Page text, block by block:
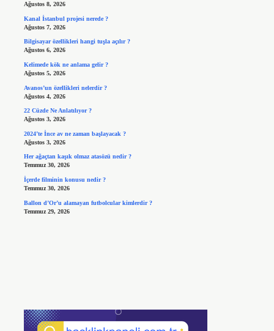
Ağustos 8, 2026
Kanal İstanbul projesi nerede ?
Ağustos 7, 2026
Bilgisayar özellikleri hangi tuşla açılır ?
Ağustos 6, 2026
Kelimede kök ne anlama gelir ?
Ağustos 5, 2026
Avanos’un özellikleri nelerdir ?
Ağustos 4, 2026
22 Cüzde Ne Anlatılıyor ?
Ağustos 3, 2026
2024’te İnce av ne zaman başlayacak ?
Ağustos 3, 2026
Her ağaçtan kaşık olmaz atasözü nedir ?
Temmuz 30, 2026
İçerde filminin konusu nedir ?
Temmuz 30, 2026
Ballon d’Or’u alamayan futbolcular kimlerdir ?
Temmuz 29, 2026